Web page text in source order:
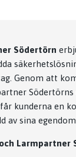
Södertörn
Genom att
kunderna en
av sina
Larmpartner